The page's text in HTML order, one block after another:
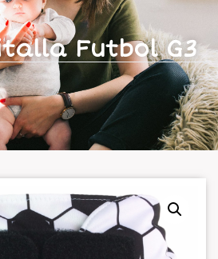
Futbol G3